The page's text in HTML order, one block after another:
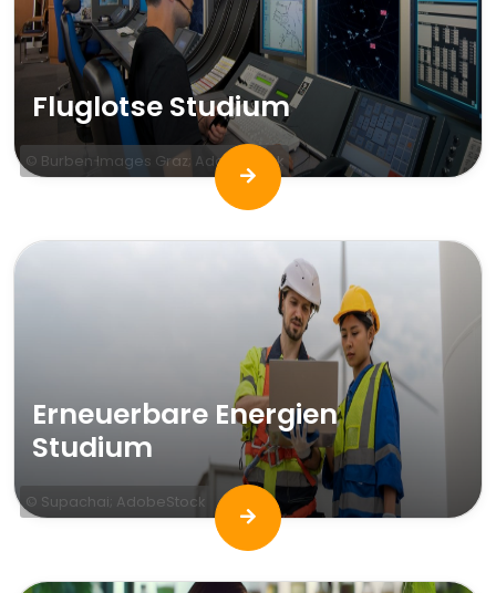
© Burben Images Graz; AdobeStock
Fluglotse Studium
© Supachai; AdobeStock
Erneuerbare Energien
Studium